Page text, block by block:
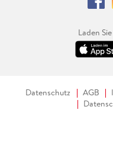
Laden
Datenschutz AGB